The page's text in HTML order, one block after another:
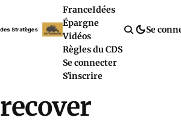
FranceIdées
Épargne
Vidéos
Règles du CDS
Se connecter
S'inscrire
Se
recover